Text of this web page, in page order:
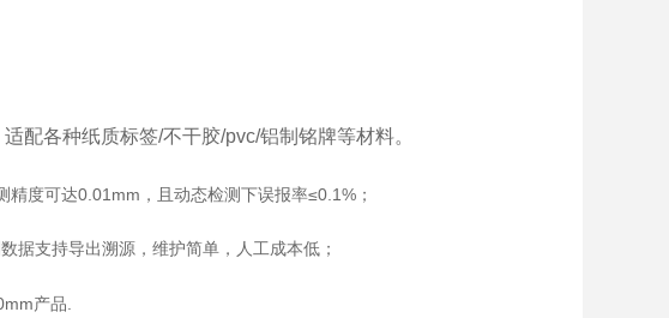
配各种纸质标签/不干胶/pvc/铝制铭牌等材料。
度可达0.01mm，且动态检测下误报率≤0.1%；
据支持导出溯源，维护简单，人工成本低；
产品.